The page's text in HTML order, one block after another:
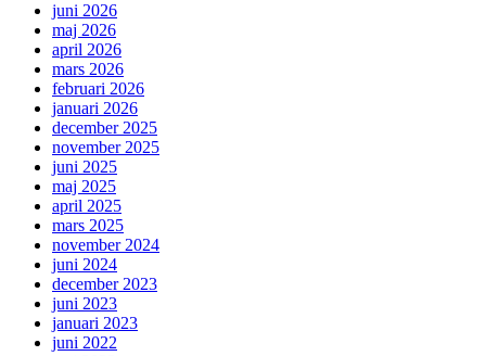
juni 2026
maj 2026
april 2026
mars 2026
februari 2026
januari 2026
december 2025
november 2025
juni 2025
maj 2025
april 2025
mars 2025
november 2024
juni 2024
december 2023
juni 2023
januari 2023
juni 2022